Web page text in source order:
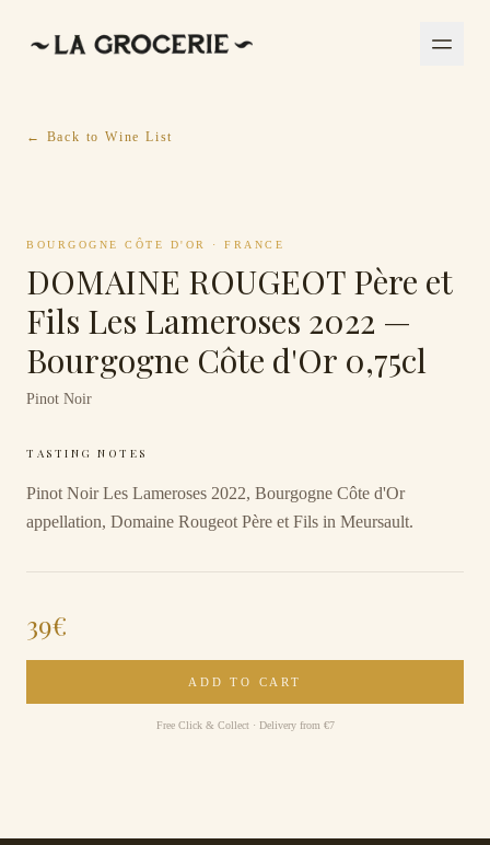
← Back to Wine List
BOURGOGNE CÔTE D'OR · FRANCE
DOMAINE ROUGEOT Père et
Fils Les Lameroses 2022 —
Bourgogne Côte d'Or 0,75cl
Pinot Noir
TASTING NOTES
Pinot Noir Les Lameroses 2022, Bourgogne Côte d'Or
appellation, Domaine Rougeot Père et Fils in Meursault.
39€
ADD TO CART
Free Click & Collect · Delivery from €7